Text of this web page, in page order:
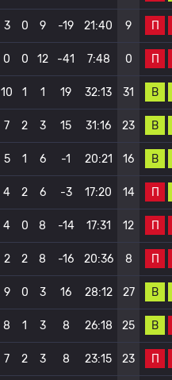
3 0 9 -19 21:40 9 П
0 0 12 -41 7:48 0 П
10 1 1 19 32:13 31 В
7 2 3 15 31:16 23 В
5 1 6 -1 20:21 16 В
4 2 6 -3 17:20 14 П
4 0 8 -14 17:31 12 П
2 2 8 -16 20:36 8 П
9 0 3 16 28:12 27 В
8 1 3 8 26:18 25 В
7 2 3 8 23:15 23 П